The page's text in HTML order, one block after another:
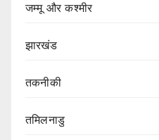
जम्मू और कश्मीर
झारखंड
तकनीकी
तमिलनाडु